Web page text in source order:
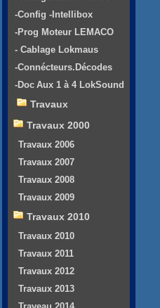
-Config -Intellibox
-Prog Moteur LEMACO
- Cablage Lokmaus
-Connécteurs.Décodes
-Doc Aux 1 à 4 LokSound
Travaux
Travaux 2000
Travaux 2006
Travaux 2007
Travaux 2008
Travaux 2009
Travaux 2010
Travaux 2010
Travaux 2011
Travaux 2012
Travaux 2013